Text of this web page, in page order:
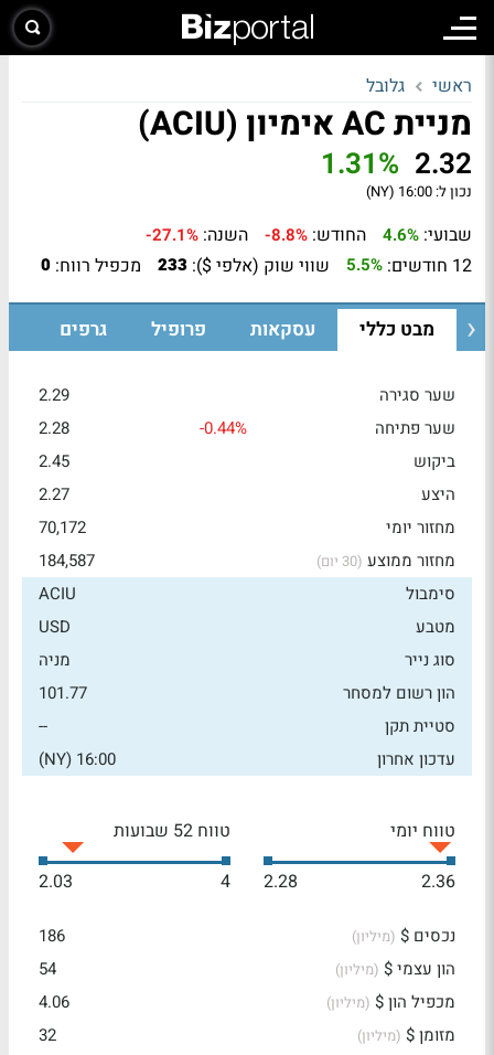
ראשי גלובל
מניית AC אימיון (ACIU)
2.32
1.31%
נכון ל: 16:00 (NY)
שבועי: 4.6% החודש: -8.8% השנה: -27.1%
12 חודשים: 5.5% שווי שוק (אלפי $): 233 מכפיל רווח: 0
מבט כללי עסקאות פרופיל גרפים
שער סגירה
2.29
שער פתיחה
-0.44%
2.28
ביקוש
2.45
היצע
2.27
מחזור יומי
70,172
מחזור ממוצע (30 יום)
184,587
סימבול
ACIU
מטבע
USD
סוג נייר
מניה
הון רשום למסחר
101.77
סטיית תקן
--
עדכון אחרון
16:00 (NY)
טווח יומי
2.36
2.28
טווח 52 שבועות
4
2.03
נכסים $ (מיליון)
186
הון עצמי $ (מיליון)
54
מכפיל הון $ (מיליון)
4.06
מזומן $ (מיליון)
32